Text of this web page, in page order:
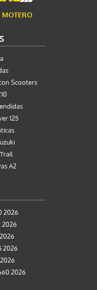
MOTERO
Scooters
125
A2
2026
2026
2026
2026